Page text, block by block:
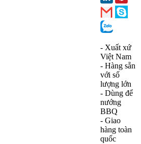
- Xuất xứ
Việt Nam
- Hàng sẵn
với số
lượng lớn
- Dùng để
nướng
BBQ
- Giao
hàng toàn
quốc